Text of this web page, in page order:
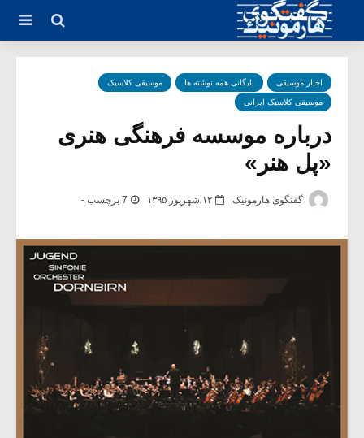
اخبار موسیقی بایگانی همه نوشته ها موسیقی کلاسیک
موسیقی کلاسیک ایرانی
درباره موسسه فرهنگی هنری
«پل هنر»
گفتگوی هارمونیک ۱۲ شهریور ۱۳۹۵ 7 برچسب -